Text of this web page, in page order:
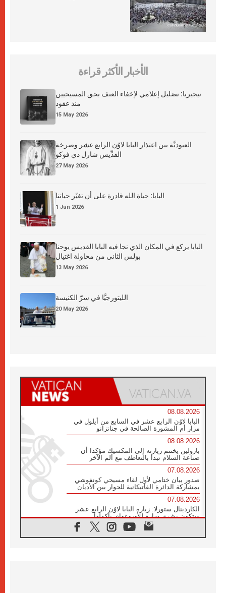
الأخبار الأكثر قراءة
نيجيريا: تضليل إعلامي لإخفاء العنف بحق المسيحيين
منذ عقود
15 May 2026
العبوديَّة بين اعتذار البابا لاوُن الرابع عشر وصرخة
القدِّيس شارل دي فوكو
27 May 2026
البابا: حياة الله قادرة على أن تغيّر حياتنا
1 Jun 2026
البابا يركع في المكان الذي نجا فيه البابا القديس يوحنا
بولس الثاني من محاولة اغتيال
13 May 2026
الليتورجيَّا في سرّ الكنيسة
20 May 2026
08.08.2026
البابا لاوُن الرابع عشر في السابع من أيلول في
مزار أم المشورة الصالحة في جناتزانو
08.08.2026
بارولين يختتم زيارته إلى المكسيك مؤكدا أن
صناعة السلام تبدأ بالتعاطف مع ألم الآخر
07.08.2026
صدور بيان ختامي لأول لقاء مسيحي كونفوشي
بمشاركة الدائرة الفاتيكانية للحوار بين الأديان
07.08.2026
الكاردينال ستورلا: زيارة البابا لاوُن الرابع عشر
ستكون بشرى سارة للأوروغواي بأكملها
الفاتيكان يعلن برنامج الزيارة الرسولية للبابا لاوُن